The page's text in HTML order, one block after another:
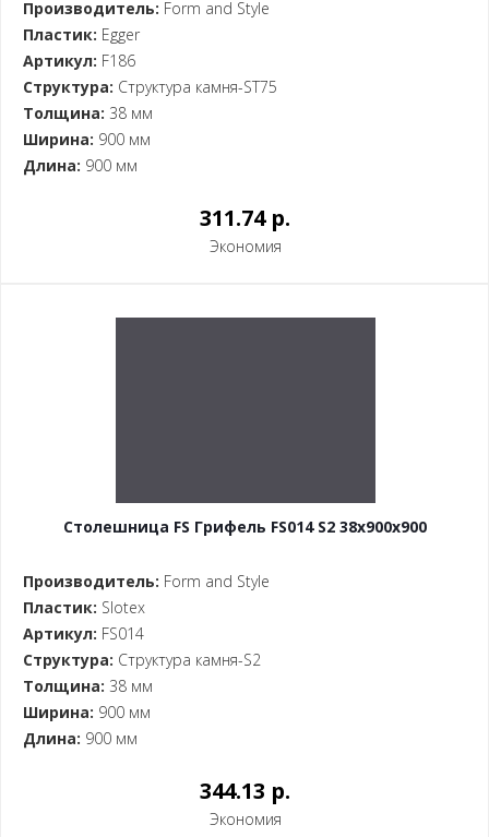
Производитель: Form and Style
Пластик: Egger
Артикул: F186
Структура: Структура камня-ST75
Толщина: 38 мм
Ширина: 900 мм
Длина: 900 мм
311.74 p.
Экономия
Столешница FS Грифель FS014 S2 38x900x900
Производитель: Form and Style
Пластик: Slotex
Артикул: FS014
Структура: Структура камня-S2
Толщина: 38 мм
Ширина: 900 мм
Длина: 900 мм
344.13 p.
Экономия